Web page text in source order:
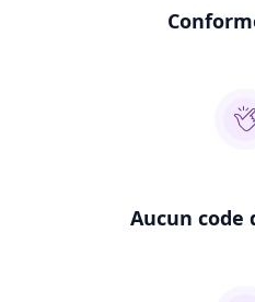
Aucun code